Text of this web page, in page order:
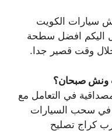
سيارات الكويت
اليكم افضل سطحة
وقت قصير جدا.
ونش صبحان؟
في التعامل مع
في سحب السيارات
كراج تصليح